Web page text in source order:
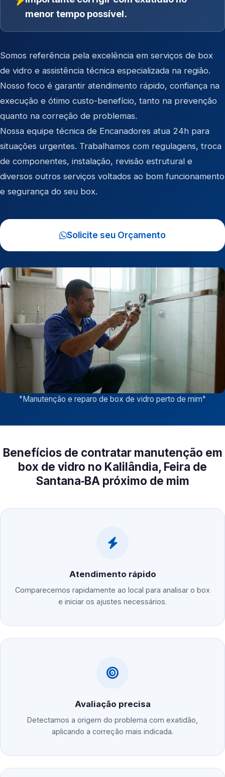
menor tempo possível.
Somos referência pela excelência em serviços de box
de vidro e assistência técnica especializada na região.
Nosso foco é garantir atendimento rápido, confiança na
execução e ótimo custo-benefício, tanto na prevenção
quanto na correção de problemas.
Nossa equipe técnica de Encanadores atua 24h para
situações urgentes. Trabalhamos com regulagens, troca
de componentes, instalação, revisão estrutural e
diversos outros serviços voltados ao bom funcionamento
e segurança do seu box.
Solicite seu Orçamento
"Manutenção e reparo de box de vidro perto de mim"
Benefícios de contratar manutenção em
box de vidro no Kalilândia, Feira de
Santana‑BA próximo de mim
Atendimento rápido
Comparecemos rapidamente ao local para analisar o box
e iniciar os ajustes necessários.
Avaliação precisa
Detectamos a origem do problema com exatidão,
aplicando a correção mais indicada.